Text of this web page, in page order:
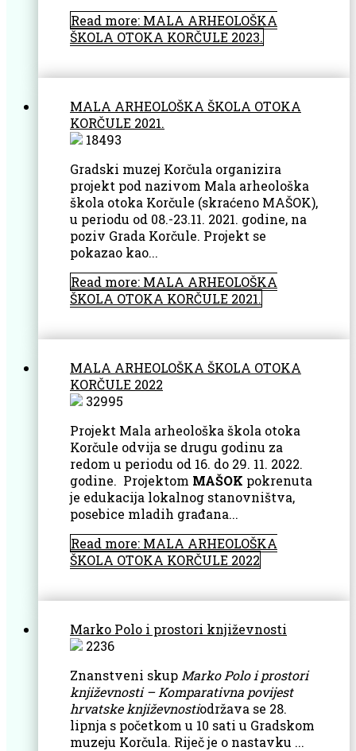
Read more: MALA ARHEOLOŠKA
ŠKOLA OTOKA KORČULE 2023.
MALA ARHEOLOŠKA ŠKOLA OTOKA
KORČULE 2021.
18493
Gradski muzej Korčula organizira
projekt pod nazivom Mala arheološka
škola otoka Korčule (skraćeno MAŠOK),
u periodu od 08.-23.11. 2021. godine, na
poziv Grada Korčule. Projekt se
pokazao kao...
Read more: MALA ARHEOLOŠKA
ŠKOLA OTOKA KORČULE 2021.
MALA ARHEOLOŠKA ŠKOLA OTOKA
KORČULE 2022
32995
Projekt Mala arheološka škola otoka
Korčule odvija se drugu godinu za
redom u periodu od 16. do 29. 11. 2022.
godine. Projektom MAŠOK pokrenuta
je edukacija lokalnog stanovništva,
posebice mladih građana...
Read more: MALA ARHEOLOŠKA
ŠKOLA OTOKA KORČULE 2022
Marko Polo i prostori književnosti
2236
Znanstveni skup Marko Polo i prostori
književnosti – Komparativna povijest
hrvatske književnostiodržava se 28.
lipnja s početkom u 10 sati u Gradskom
muzeju Korčula. Riječ je o nastavku ...